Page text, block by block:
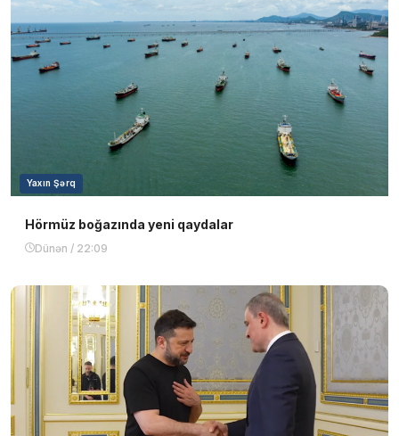
Yaxın Şərq
Hörmüz boğazında yeni qaydalar
Dünən / 22:09